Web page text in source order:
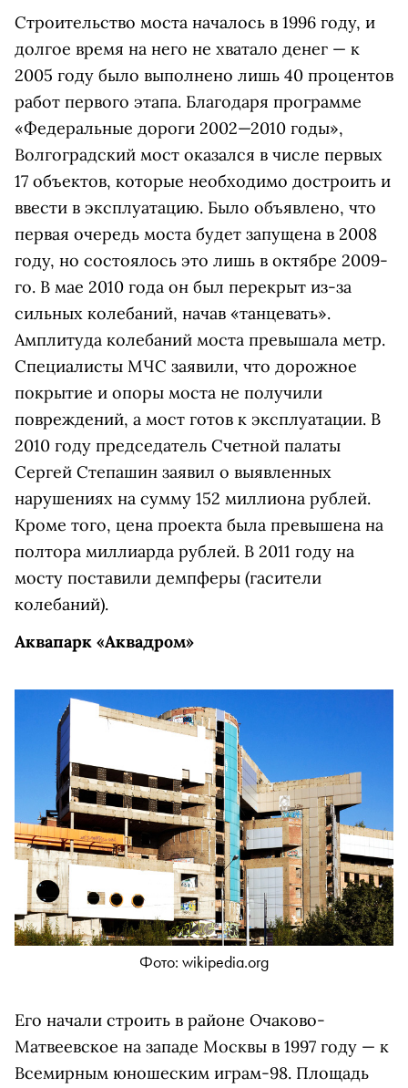
Строительство моста началось в 1996 году, и
долгое время на него не хватало денег — к
2005 году было выполнено лишь 40 процентов
работ первого этапа. Благодаря программе
«Федеральные дороги 2002—2010 годы»,
Волгоградский мост оказался в числе первых
17 объектов, которые необходимо достроить и
ввести в эксплуатацию. Было объявлено, что
первая очередь моста будет запущена в 2008
году, но состоялось это лишь в октябре 2009-
го. В мае 2010 года он был перекрыт из-за
сильных колебаний, начав «танцевать».
Амплитуда колебаний моста превышала метр.
Специалисты МЧС заявили, что дорожное
покрытие и опоры моста не получили
повреждений, а мост готов к эксплуатации. В
2010 году председатель Счетной палаты
Сергей Степашин заявил о выявленных
нарушениях на сумму 152 миллиона рублей.
Кроме того, цена проекта была превышена на
полтора миллиарда рублей. В 2011 году на
мосту поставили демпферы (гасители
колебаний).
Аквапарк «Аквадром»
Фото: wikipedia.org
Его начали строить в районе Очаково-
Матвеевское на западе Москвы в 1997 году — к
Всемирным юношеским играм-98. Площадь